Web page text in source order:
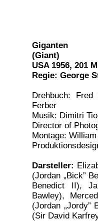
Giganten
(Giant)
USA 1956, 201
Regie: George
Drehbuch:
Ferber
Musik: Dimitri
Director of
Montage:
Darsteller:
(Jordan „Bick”
Benedict II),
Bawley),
(Jordan „Jordy”
(Sir David